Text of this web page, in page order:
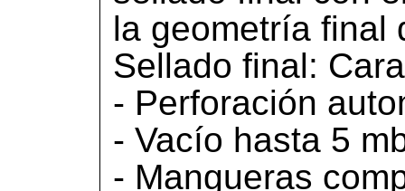
la geometría final
Sellado final:
- Perforación
- Vacío hasta 5
- Mangueras